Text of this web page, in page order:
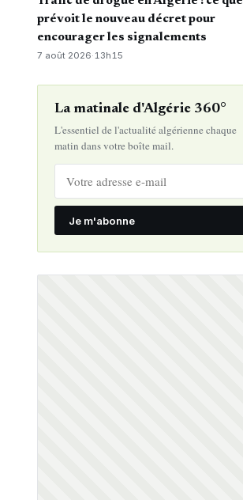
prévoit le nouveau décret pour
encourager les signalements
7 août 2026· 13h15
La matinale d'Algérie 360°
L'essentiel de l'actualité algérienne chaque
matin dans votre boîte mail.
Je m'abonne